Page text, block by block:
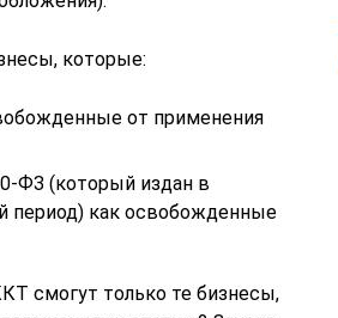
которые:
от применения
ФЗ (который издан в
период) как освобожденные
смогут только те бизнесы,